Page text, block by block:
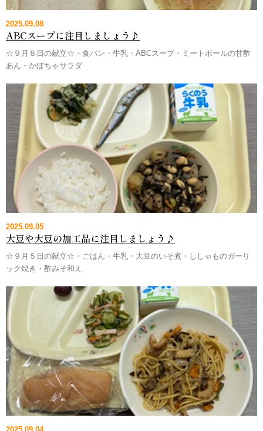
2025.09.08
ABCスープに注目しましょう♪
☆９月８日の献立☆・食パン・牛乳・ABCスープ・ミートボールの甘酢
あん・かぼちゃサラダ
2025.09.05
大豆や大豆の加工品に注目しましょう♪
☆９月５日の献立☆・ごはん・牛乳・大豆のいそ煮・ししゃものガーリ
ック焼き・酢みそ和え